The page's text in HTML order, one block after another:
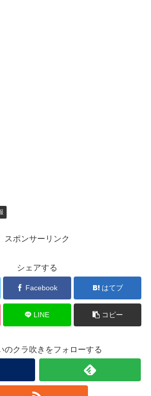
スポンサーリンク
シェアする
Facebook はてブ
LINE コピー
のクラ吹きをフォローする